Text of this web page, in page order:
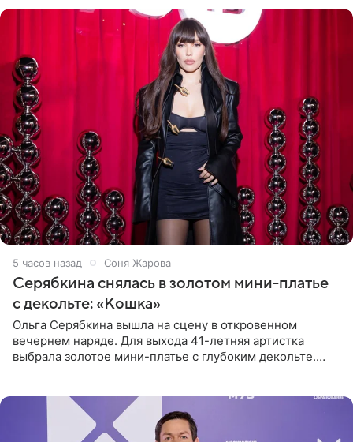
5 часов назад Соня Жарова
Серябкина снялась в золотом мини-платье
с декольте: «Кошка»
Ольга Серябкина вышла на сцену в откровенном
вечернем наряде. Для выхода 41-летняя артистка
выбрала золотое мини-платье с глубоким декольте.